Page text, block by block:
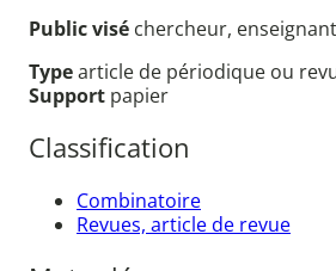
Public visé chercheur,
Typearticle de périodique ou
Support papier
Classification
Combinatoire
Revues, article de revue